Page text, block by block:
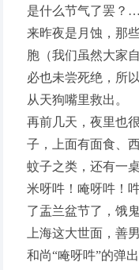
是什么节气了罢？
来昨夜是月蚀，那
胞（我们虽然大家
必也未尝死绝，所
从天狗嘴里救出。
再前几天，夜里也
子，上面有面食、
蚊子之类，还有一
米呀吽！唵呀吽！
了盂兰盆节了，饿
上海这大世面，善
和尚“唵呀吽”的弹